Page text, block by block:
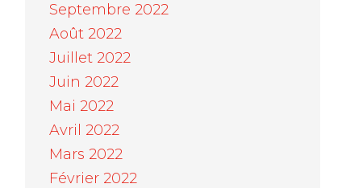
Septembre 2022
Août 2022
Juillet 2022
Juin 2022
Mai 2022
Avril 2022
Mars 2022
Février 2022